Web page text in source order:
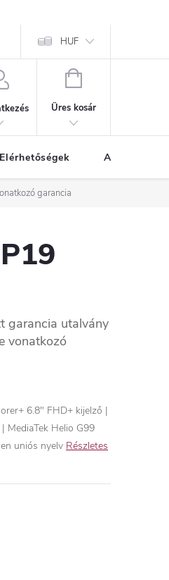
HUF
KOSÁR
Üres kosár
Elérhetőségek A vásárlás
garancia
garancia utalvány
vonatkozó
6.8" FHD+ kijelző |
MediaTek Helio G99
uniós nyelv Részletes